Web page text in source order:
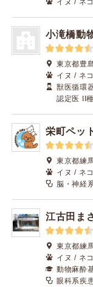
イヌ / ネコ
小滝橋動
東京都豊
イヌ / ネコ
獣医循環
認定医 II種
栄町ペッ
東京都練
イヌ / ネコ
脳・神経
江古田ま
東京都練
イヌ / ネ
動物麻酔
眼科系疾